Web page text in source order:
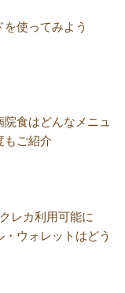
使ってみよう
食はどんなメニュ
もご紹介
レカ利用可能に
ウォレットはどう